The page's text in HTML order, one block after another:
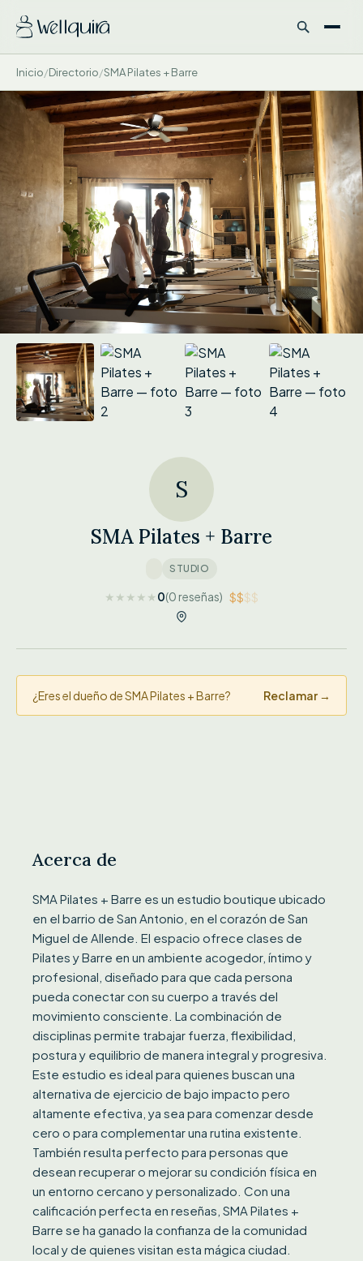
Inicio/Directorio/SMA Pilates + Barre
S
SMA Pilates + Barre
STUDIO
★ ★ ★ ★ ★0(0 reseñas) $$$$
¿Eres el dueño de SMA Pilates + Barre? Reclamar →
Acerca de
SMA Pilates + Barre es un estudio boutique ubicado
en el barrio de San Antonio, en el corazón de San
Miguel de Allende. El espacio ofrece clases de
Pilates y Barre en un ambiente acogedor, íntimo y
profesional, diseñado para que cada persona
pueda conectar con su cuerpo a través del
movimiento consciente. La combinación de
disciplinas permite trabajar fuerza, flexibilidad,
postura y equilibrio de manera integral y progresiva.
Este estudio es ideal para quienes buscan una
alternativa de ejercicio de bajo impacto pero
altamente efectiva, ya sea para comenzar desde
cero o para complementar una rutina existente.
También resulta perfecto para personas que
desean recuperar o mejorar su condición física en
un entorno cercano y personalizado. Con una
calificación perfecta en reseñas, SMA Pilates +
Barre se ha ganado la confianza de la comunidad
local y de quienes visitan esta mágica ciudad.